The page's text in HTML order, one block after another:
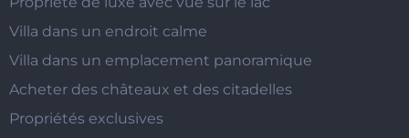
Villa dans un endroit calme
Villa dans un emplacement panoramique
Acheter des châteaux et des citadelles
Propriétés exclusives